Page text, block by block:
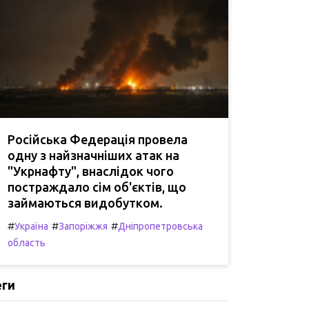
Російська Федерація провела
одну з найзначніших атак на
"Укрнафту", внаслідок чого
постраждало сім об'єктів, що
займаються видобутком.
#Україна #Запоріжжя #Дніпропетровська
область